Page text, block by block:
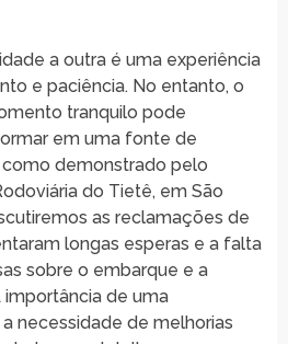
a outra é uma experiência
e paciência. No entanto, o
tranquilo pode
em uma fonte de
demonstrado pelo
do Tietê, em São
as reclamações de
longas esperas e a falta
sobre o embarque e a
importância de uma
necessidade de melhorias